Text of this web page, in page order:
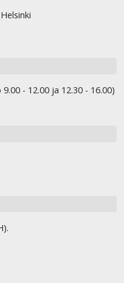
- 12.00 ja 12.30 - 16.00)